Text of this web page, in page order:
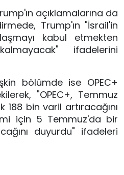
açıklamalarına da
Trump'ın "İsrail'in
kabul etmekten
ifadelerini
bölümde ise OPEC+
"OPEC+, Temmuz
188 bin varil artıracağını
için 5 Temmuz'da bir
duyurdu" ifadeleri